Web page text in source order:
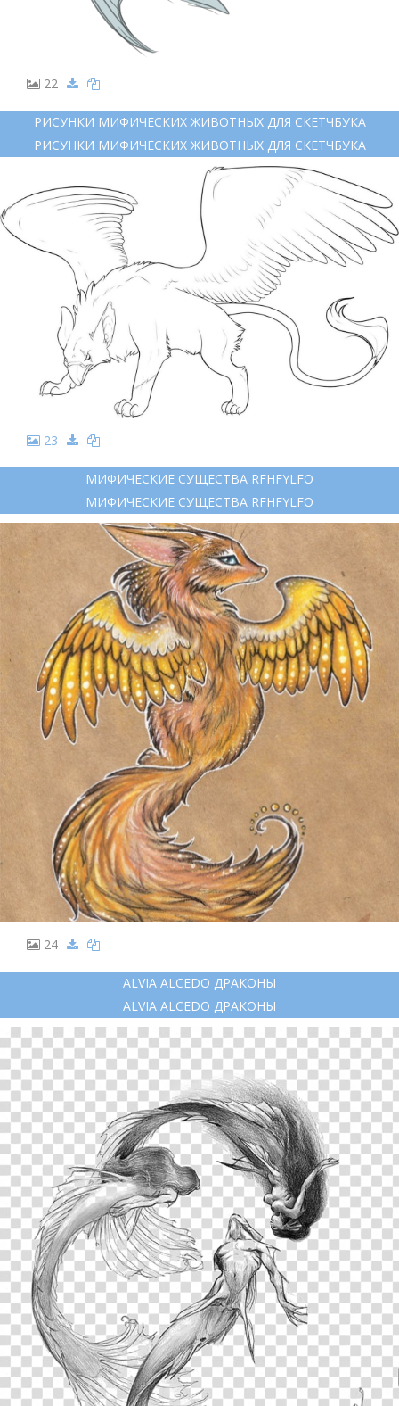
22
РИСУНКИ МИФИЧЕСКИХ ЖИВОТНЫХ ДЛЯ СКЕТЧБУКА
РИСУНКИ МИФИЧЕСКИХ ЖИВОТНЫХ ДЛЯ СКЕТЧБУКА
23
МИФИЧЕСКИЕ СУЩЕСТВА RFHFYLFO
МИФИЧЕСКИЕ СУЩЕСТВА RFHFYLFO
24
ALVIA ALCEDO ДРАКОНЫ
ALVIA ALCEDO ДРАКОНЫ